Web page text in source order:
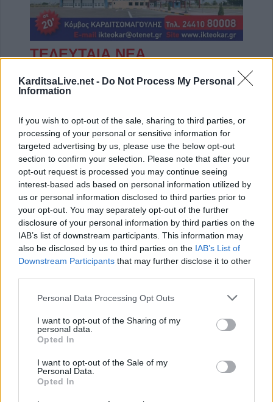
KarditsaLive.net - Do Not Process My Personal
Information
If you wish to opt-out of the sale, sharing to third parties, or
processing of your personal or sensitive information for
targeted advertising by us, please use the below opt-out
section to confirm your selection. Please note that after your
opt-out request is processed you may continue seeing
interest-based ads based on personal information utilized by
us or personal information disclosed to third parties prior to
your opt-out. You may separately opt-out of the further
disclosure of your personal information by third parties on the
IAB’s list of downstream participants. This information may
also be disclosed by us to third parties on the IAB’s List of
Downstream Participants that may further disclose it to other
Personal Data Processing Opt Outs
I want to opt-out of the Sharing of my
personal data.
Opted In
I want to opt-out of the Sale of my
Personal Data.
Opted In
ΤΕΛΕΥΤΑΙΑ ΝΕΑ
πρώτων αγώνων του Γ΄προκριματικού
7 Αυγούστου 2026, 00:10
Europa League: Με ΤΣΚΑ Σόφιας λογικά ο
ΟΦΗ στα Play Off - Τα αποτελέσματα των
πρώτων αγώνων στον Γ' προκριματικό
7 Αυγούστου 2026, 00:04
“Ciao espresso bar”: 12 χρόνια τώρα η δική
σου σταθερή αξία!
Με την πλάτη στον τοίχο ο ΠΑΟΚ - Ήττα
εντός (0-1) από την Άντερλεχτ
6 Αυγούστου 2026, 22:57
Πλήρως επισκέψιμοι δύο αρχαιολογικοί
επίσκεψης και σε άλλους τέσσερις
6 Αυγούστου 2026, 22:48
Σύγκρουση δύο τραμ στη Γερμανία – Πάνω
από 20 τραυματίες